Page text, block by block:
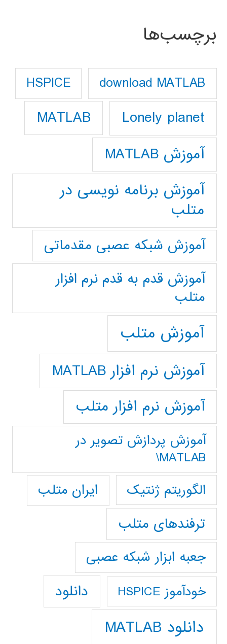
برچسب‌ها
download MATLAB
HSPICE
Lonely planet
MATLAB
آموزش MATLAB
آموزش برنامه نویسی در
متلب
آموزش شبکه عصبی مقدماتی
آموزش قدم به قدم نرم افزار
متلب
آموزش متلب
آموزش نرم افزار MATLAB
آموزش نرم افزار متلب
آموزش پردازش تصوير در
MATLAB\
الگوریتم ژنتیک
ایران متلب
ترفندهای متلب
جعبه ابزار شبکه عصبی
خودآموز HSPICE دانلود
دانلود MATLAB